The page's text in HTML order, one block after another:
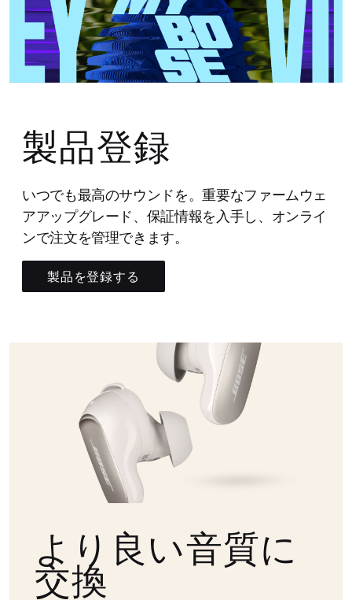
製品登録
いつでも最高のサウンドを。重要なファームウェ
アアップグレード、保証情報を入手し、オンライ
ンで注文を管理できます。
製品を登録する
より良い音質に
交換